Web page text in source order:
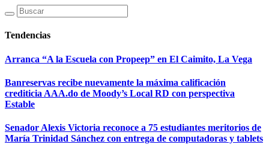
Tendencias
Arranca “A la Escuela con Propeep” en El Caimito, La Vega
Banreservas recibe nuevamente la máxima calificación
crediticia AAA.do de Moody’s Local RD con perspectiva
Estable
Senador Alexis Victoria reconoce a 75 estudiantes meritorios de
María Trinidad Sánchez con entrega de computadoras y tablets